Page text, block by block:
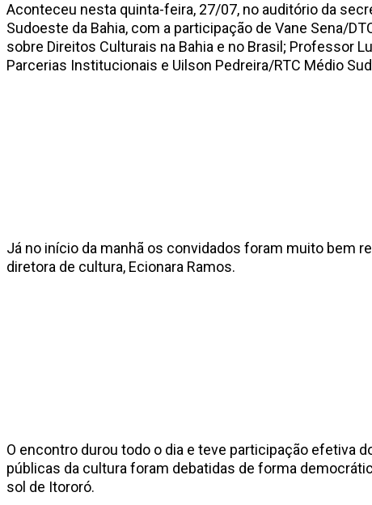
Aconteceu nesta quinta-feira, 27/07, no auditório da
Sudoeste da Bahia, com a participação de Vane Sena/
sobre Direitos Culturais na Bahia e no Brasil; Professor
Parcerias Institucionais e Uilson Pedreira/RTC Médio
Já no início da manhã os convidados foram muito bem
diretora de cultura, Ecionara Ramos.
O encontro durou todo o dia e teve participação efetiva
públicas da cultura foram debatidas de forma
sol de Itororó.